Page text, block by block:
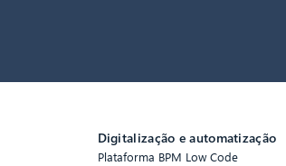
Digitalização e automatização
Plataforma BPM Low Code